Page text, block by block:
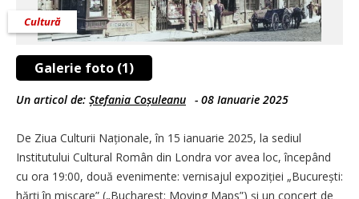
Galerie foto (1)
Cultură
Un articol de: Ștefania Coșuleanu - 08 Ianuarie 2025
De Ziua Culturii Națio­nale, în 15 ianuarie 2025, la sediul
Institutului Cultural Român din Londra vor avea loc, începând
cu ora 19:00, două evenimente: vernisajul expoziției „București:
hărți în mișcare” („Bucharest: Moving Maps”) și un concert de